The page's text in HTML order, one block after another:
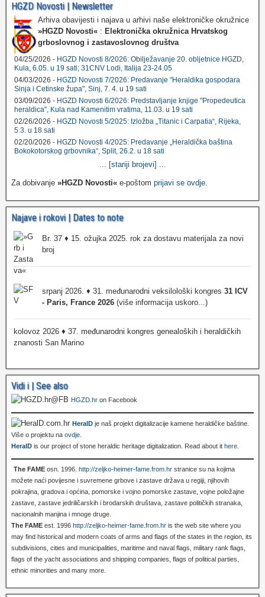
HGZD Novosti | Newsletter
Arhiva obavijesti i najava u arhivi naše elektroničke okružnice
»HGZD Novosti« : Elektronička okružnica Hrvatskog
grboslovnog i zastavoslovnog društva
04/25/2026 - HGZD Novosti 8/2026: Obilježavanje 20. obljetnice HGZD,
Kula, 6.05. u 19 sati; 31CNV Lodi, Italija 23-24.05
04/03/2026 - HGZD Novosti 7/2026: Predavanje "Heraldika gospodara
Sinja i Cetinske župa", Sinj, 7. 4. u 19 sati
03/09/2026 - HGZD Novosti 6/2026: Predstavljanje knjige "Propedeutica
heraldica", Kula nad Kamenitim vratima, 11.03. u 19 sati
02/26/2026 - HGZD Novosti 5/2025: Izložba „Titanic i Carpatia“, Rijeka,
5.3. u 18 sati
02/20/2026 - HGZD Novosti 4/2025: Predavanje „Heraldička baština
Bokokotorskog grbovnika“, Split, 26.2. u 18 sati
... [stariji brojevi] ...
Za dobivanje »HGZD Novosti« e-poštom prijavi se ovdje.
Najave i rokovi | Dates to note
Br. 37 ♦ 15. ožujka 2025. rok za dostavu materijala za novi
broj
srpanj 2026. ♦ 31. međunarodni veksilološki kongres 31 ICV
- Paris, France 2026 (više informacija uskoro...)
kolovoz 2026 ♦ 37. međunarodni kongres genealoških i heraldičkih
znanosti San Marino
Vidi i | See also
HGZD.hr on Facebook
HeralD je naš projekt digitalizacije kamene heraldičke baštine.
Više o projektu na ovdje
HeralD is our project of stone heraldic heritage digitalization. Read about it here
The FAME osn. 1996. http://zeljko-heimer-fame.from.hr stranice su na kojima
možete naći povijesne i suvremene grbove i zastave država u regiji, njihovih
pokrajina, gradova i općina, pomorske i vojno pomorske zastave, vojne položajne
zastave, zastave jedriličarskih i brodarskih društava, zastave političkih stranaka,
nacionalnih manjina i mnoge druge.
The FAME est. 1996 http://zeljko-heimer-fame.from.hr is the web site where you
may find historical and modern coats of arms and flags of the states in the region, its
subdivisions, cities and municipalities, maritime and naval flags, military rank flags,
flags of the yacht associations and shipping companies, flags of political parties,
ethnic minorities and many more.